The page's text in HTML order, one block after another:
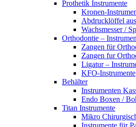
Prothetik Instrumente
Kronen-
Abdrucklöffel
Wachsmesser /
Orthodontie –
Zangen für
Zangen fur
Ligatur –
KFO-Instrumente
Behälter
Instrumenten
Endo Boxen /
Titan Instrumente
Mikro
Instrumente für